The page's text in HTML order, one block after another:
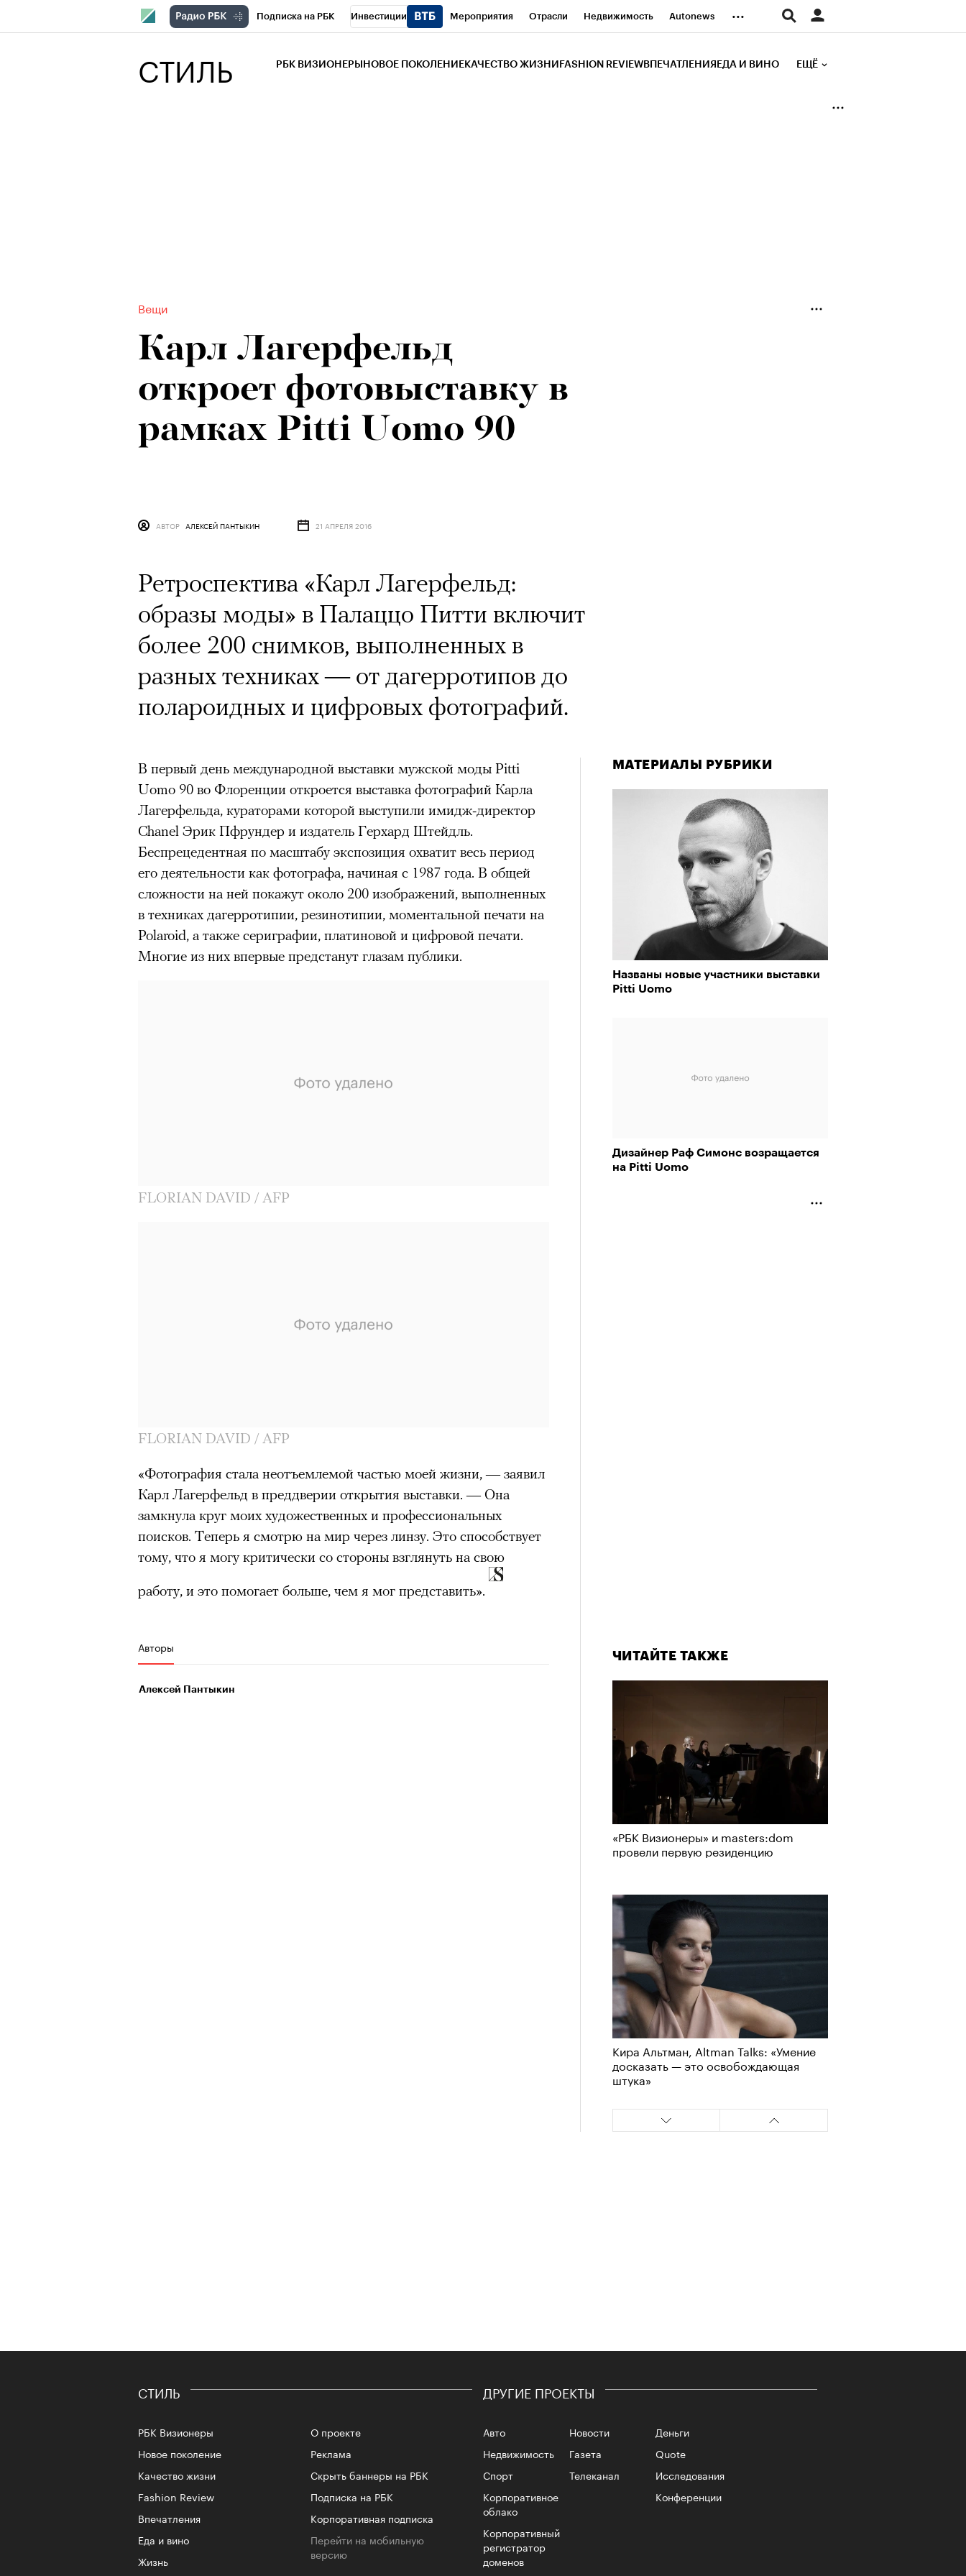
Подписка на РБК Инвестиции Мероприятия Отрасли Недвижимость Autonews ...
СТИЛЬ РБК ВИЗИОНЕРЫ НОВОЕ ПОКОЛЕНИЕ КАЧЕСТВО ЖИЗНИ FASHION REVIEW ВПЕЧАТЛЕНИЯ ЕДА И ВИНО ЕЩЁ
МАТЕРИАЛЫ РУБРИКИ
Названы новые участники выставки
Pitti Uomo
Дизайнер Раф Симонс возращается
на Pitti Uomo
ЧИТАЙТЕ ТАКЖЕ
«РБК Визионеры» и masters:dom
провели первую резиденцию
Кира Альтман, Altman Talks: «Умение
досказать — это освобождающая
штука»
4 коллаборации, которые нельзя
пропустить
Вещи
Карл Лагерфельд
откроет фотовыставку в
рамках Pitti Uomo 90
АВТОР АЛЕКСЕЙ ПАНТЫКИН 21 АПРЕЛЯ 2016
Ретроспектива «Карл Лагерфельд:
образы моды» в Палаццо Питти включит
более 200 снимков, выполненных в
разных техниках — от дагерротипов до
полароидных и цифровых фотографий.
В первый день международной выставки мужской моды Pitti
Uomo 90 во Флоренции откроется выставка фотографий Карла
Лагерфельда, кураторами которой выступили имидж-директор
Chanel Эрик Пфрундер и издатель Герхард Штейдль.
Беспрецедентная по масштабу экспозиция охватит весь период
его деятельности как фотографа, начиная с 1987 года. В общей
сложности на ней покажут около 200 изображений, выполненных
в техниках дагерротипии, резинотипии, моментальной печати на
Polaroid, а также сериграфии, платиновой и цифровой печати.
Многие из них впервые предстанут глазам публики.
00:00/ 00:00
можно через
FLORIAN DAVID / AFP
FLORIAN DAVID / AFP
«Фотография стала неотъемлемой частью моей жизни, — заявил
Карл Лагерфельд в преддверии открытия выставки. — Она
замкнула круг моих художественных и профессиональных
поисков. Теперь я смотрю на мир через линзу. Это способствует
тому, что я могу критически со стороны взглянуть на свою
работу, и это помогает больше, чем я мог представить».
Авторы
Алексей Пантыкин
СТИЛЬ
РБК Визионеры
Новое поколение
Качество жизни
Fashion Review
Впечатления
Еда и вино
Жизнь
О проекте
Реклама
Скрыть баннеры на РБК
Подписка на РБК
Корпоративная подписка
Перейти на мобильную
версию
ДРУГИЕ ПРОЕКТЫ
Авто
Недвижимость
Спорт
Корпоративное
облако
Корпоративный
регистратор
доменов
Новости
Газета
Телеканал
Деньги
Quote
Исследования
Конференции